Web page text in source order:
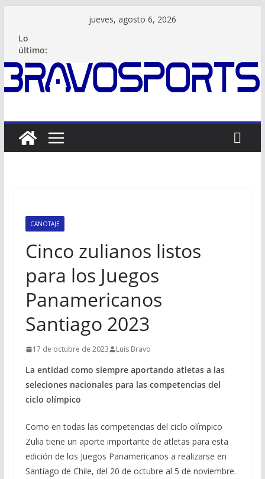
contenido
jueves, agosto 6, 2026
Lo
último:
CANOTAJE
Cinco zulianos listos
para los Juegos
Panamericanos
Santiago 2023
17 de octubre de 2023 Luis Bravo
La entidad como siempre aportando atletas a las
seleciones nacionales para las competencias del
ciclo olímpico
Como en todas las competencias del ciclo olímpico
Zulia tiene un aporte importante de atletas para esta
edición de los Juegos Panamericanos a realizarse en
Santiago de Chile, del 20 de octubre al 5 de noviembre.